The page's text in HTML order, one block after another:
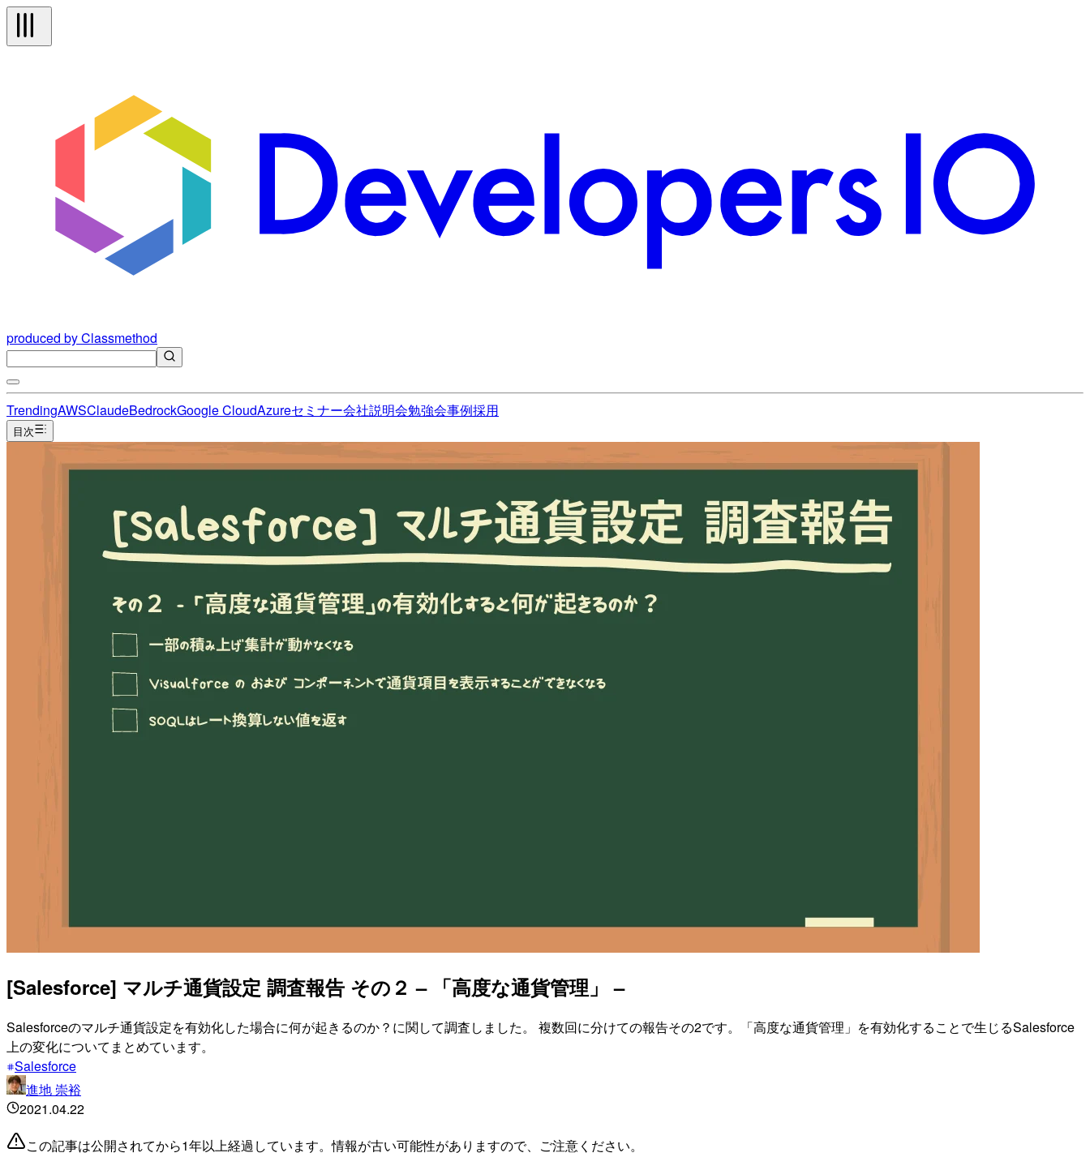
produced by Classmethod
TrendingAWSClaudeBedrockGoogle CloudAzureセミナー会社説明会勉強会事例採用
目次
[Salesforce] マルチ通貨設定 調査報告 その２ – 「高度な通貨管理」 –
Salesforceのマルチ通貨設定を有効化した場合に何が起きるのか？に関して調査しました。 複数回に分けての報告その2です。「高度な通貨管理」を有効化することで生じるSalesforce
上の変化についてまとめています。
Salesforce
進地 崇裕
2021.04.22
この記事は公開されてから1年以上経過しています。情報が古い可能性がありますので、ご注意ください。